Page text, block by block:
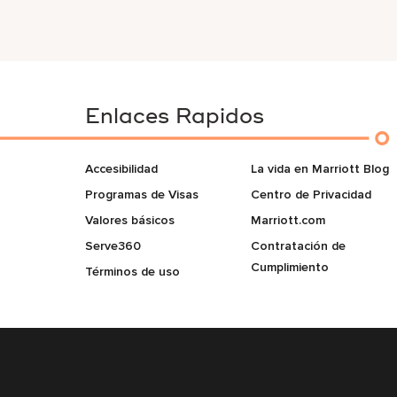
Enlaces Rapidos
Accesibilidad
Programas de Visas
Valores básicos
Serve360
Términos de uso
La vida en Marriott Blog
Centro de Privacidad
Marriott.com
Contratación de
Cumplimiento